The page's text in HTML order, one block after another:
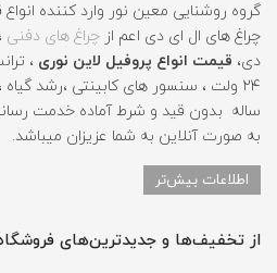
گروه روشنایی معین نور وارد کننده
چراغ های ال ای دی اعم از چراغ های دفنی
دی، قیمت انواع پروفیل لاین نوری
ساله بدون قید و شرط آماده خدمت
به صورت آنلاین به شما عزیزان میباشد.
اطلاعات بیش‌تر
از تخفیف‌ها و جدیدترین‌های